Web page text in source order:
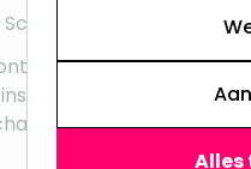
Schakel de stroom terug
altijd de
Twijfel je aan
een erkend